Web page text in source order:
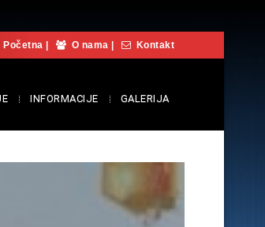
Početna O nama Kontakt
INFORMACIJE GALERIJA